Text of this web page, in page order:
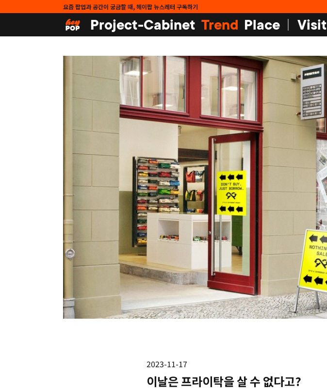
요즘 팝업과 공간이 궁금할 때, 헤이팝 뉴스레터 구독하기
Project-Cabinet Trend Place Visit
2023-11-17
이날은 프라이탁을 살 수 없다고?